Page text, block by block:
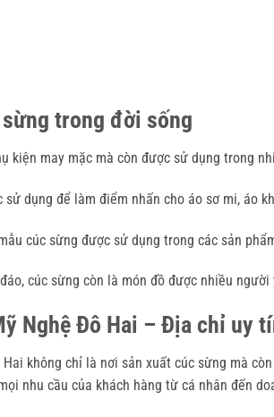
trong đời sống
kiện may mặc mà còn được sử dụng trong
sử dụng để làm điểm nhấn cho áo sơ mi, áo
cúc sừng được sử dụng trong các sản
cúc sừng còn là món đồ được nhiều
Nghệ Đô Hai – Địa chỉ uy
không chỉ là nơi sản xuất cúc sừng mà
nhu cầu của khách hàng từ cá nhân đến